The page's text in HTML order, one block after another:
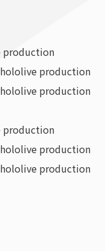
production
hololive production
hololive production
production
hololive production
hololive production